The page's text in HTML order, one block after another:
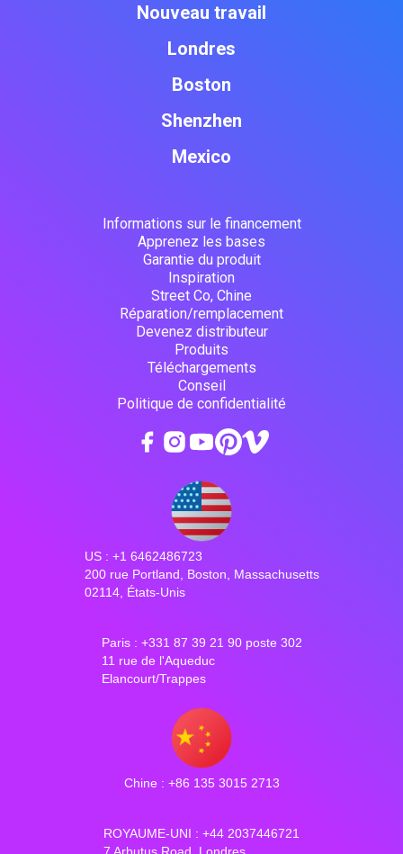
Nouveau travail
Londres
Boston
Shenzhen
Mexico
Informations sur le financement
Apprenez les bases
Garantie du produit
Inspiration
Street Co, Chine
Réparation/remplacement
Devenez distributeur
Produits
Téléchargements
Conseil
Politique de confidentialité
US : +1 6462486723
200 rue Portland, Boston, Massachusetts
02114, États-Unis
Paris : +331 87 39 21 90 poste 302
11 rue de l'Aqueduc
Elancourt/Trappes
Chine : +86 135 3015 2713
ROYAUME-UNI : +44 2037446721